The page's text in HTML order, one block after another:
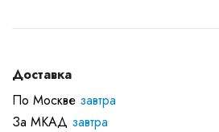
Доставка
По Москве завтра
За МКАД завтра